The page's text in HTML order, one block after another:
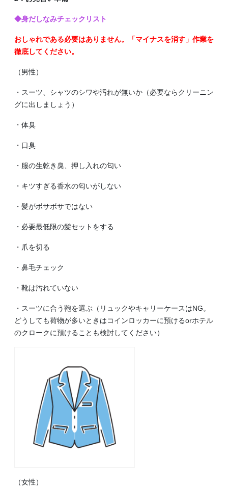
◆身だしなみチェックリスト
おしゃれである必要はありません。「マイナスを消す」作業を
徹底してください。
（男性）
・スーツ、シャツのシワや汚れが無いか（必要ならクリーニン
グに出しましょう）
・体臭
・口臭
・服の生乾き臭、押し入れの匂い
・キツすぎる香水の匂いがしない
・髪がボサボサではない
・必要最低限の髪セットをする
・爪を切る
・鼻毛チェック
・靴は汚れていない
・スーツに合う鞄を選ぶ（リュックやキャリーケースはNG。
どうしても荷物が多いときはコインロッカーに預けるorホテル
のクロークに預けることも検討してください）
（女性）